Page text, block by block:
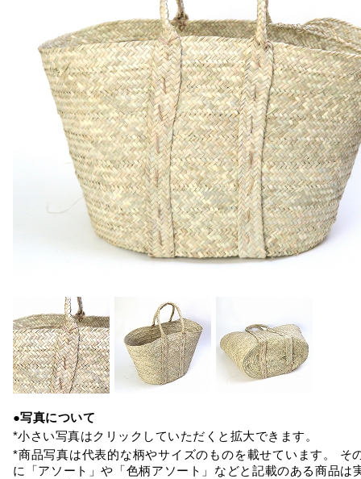
●写真について
*小さい写真はクリックしていただくと拡大できます。
*商品写真は代表的な柄やサイズのものを載せています。 そ
に「アソート」や「色柄アソート」などと記載のある商品は